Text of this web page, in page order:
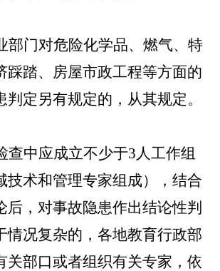
部门对危险化学品、燃气、特
踩踏、房屋市政工程等方面的
判定另有规定的，从其规定。
查中应成立不少于3人工作组
技术和管理专家组成），结合
后，对事故隐患作出结论性判
情况复杂的，各地教育行政部
关部口或者组织有关专家，依